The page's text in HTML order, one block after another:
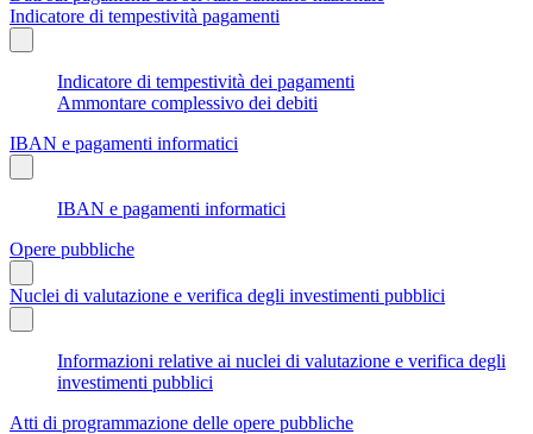
Indicatore di tempestività pagamenti
Indicatore di tempestività dei pagamenti
Ammontare complessivo dei debiti
IBAN e pagamenti informatici
IBAN e pagamenti informatici
Opere pubbliche
Nuclei di valutazione e verifica degli investimenti pubblici
Informazioni relative ai nuclei di valutazione e verifica degli
investimenti pubblici
Atti di programmazione delle opere pubbliche